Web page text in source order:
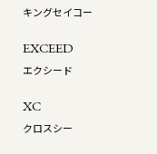
キングセイコー
EXCEED
エクシード
XC
クロスシー